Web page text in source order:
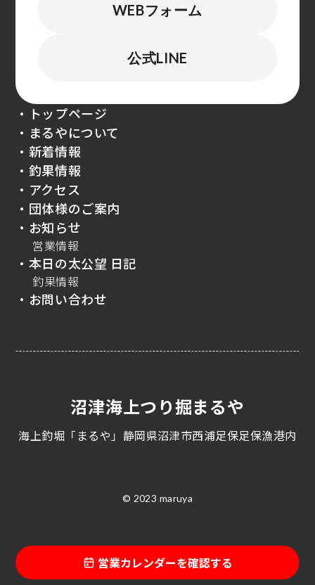
営業カレンダーを確認する
WEBフォーム
公式LINE
・トップページ
・まるやについて
・新着情報
・釣果情報
・アクセス
・団体様のご案内
・お知らせ
営業情報
・本日の太公望 日記
釣果情報
・お問い合わせ
沼津海上つり掘まるや
海上釣堀「まるや」静岡県沼津市西浦足保足保漁港内
© 2023 maruya